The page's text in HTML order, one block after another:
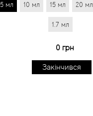
5 мл 10 мл 15 мл 20 мл
1.7 мл
0 грн
Закінчився